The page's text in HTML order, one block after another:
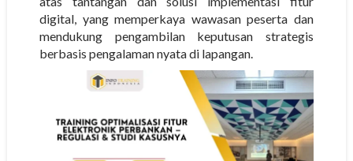
digital, yang memperkaya wawasan peserta dan
mendukung pengambilan keputusan strategis
berbasis pengalaman nyata di lapangan.